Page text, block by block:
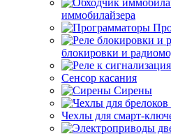
иммобилайзера
блокировки и
Сенсор касания
Сирены
Чехлы для смарт-